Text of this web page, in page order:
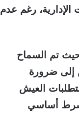
رغم عدم
حيث تم السماح
إلى ضرورة
العيش
شرط أساسي